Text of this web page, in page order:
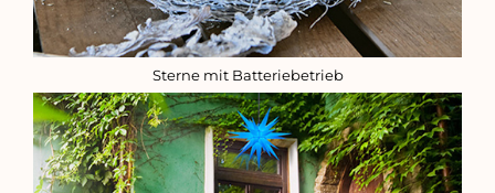
Sterne mit Batteriebetrieb